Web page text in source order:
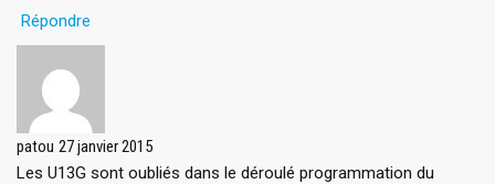
Répondre
patou 27 janvier 2015
Les U13G sont oubliés dans le déroulé programmation du